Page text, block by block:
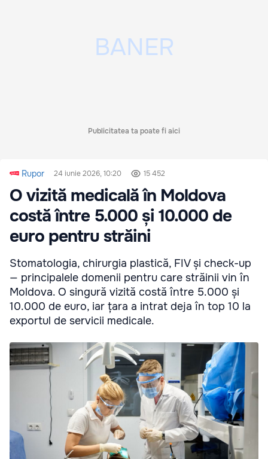
Publicitatea ta poate fi aici
Rupor 24 iunie 2026, 10:20 15 452
O vizită medicală în Moldova
costă între 5.000 și 10.000 de
euro pentru străini
Stomatologia, chirurgia plastică, FIV și check-up
— principalele domenii pentru care străinii vin în
Moldova. O singură vizită costă între 5.000 și
10.000 de euro, iar țara a intrat deja în top 10 la
exportul de servicii medicale.